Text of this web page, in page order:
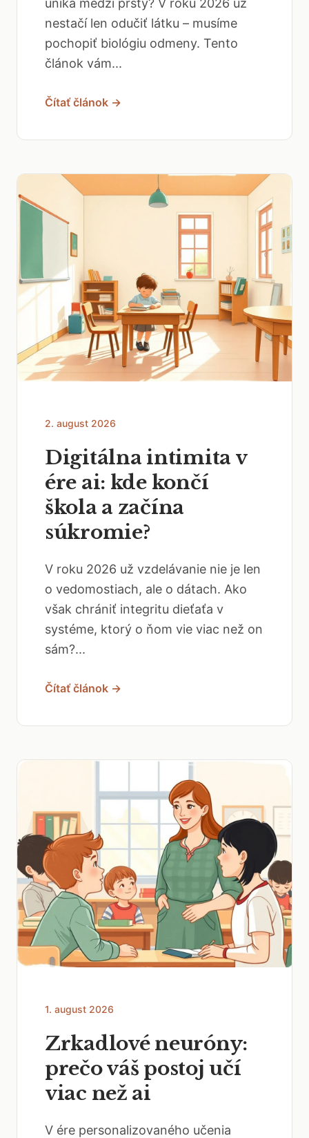
uniká medzi prsty? V roku 2026 už
nestačí len odučiť látku – musíme
pochopiť biológiu odmeny. Tento
článok vám...
Čítať článok →
2. august 2026
Digitálna intimita v
ére ai: kde končí
škola a začína
súkromie?
V roku 2026 už vzdelávanie nie je len
o vedomostiach, ale o dátach. Ako
však chrániť integritu dieťaťa v
systéme, ktorý o ňom vie viac než on
sám?...
Čítať článok →
1. august 2026
Zrkadlové neuróny:
prečo váš postoj učí
viac než ai
V ére personalizovaného učenia